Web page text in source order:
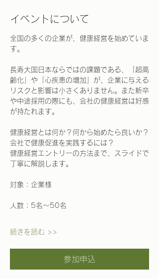
イベントについて
全国の多くの企業が、健康経営を始めていま
す。
長寿大国日本ならではの課題である、「超高
齢化」や「心疾患の増加」が、企業に与える
リスクと影響は小さくありません。また新卒
や中途採用の際にも、会社の健康経営は好感
が持たれます。
健康経営とは何か？何から始めたら良いか？
会社で健康促進を実践するには？
健康経営エントリーの方法まで、スライドで
丁寧に解説します。
対象：企業様
人数：5名～50名
続きを読む >>
参加申込